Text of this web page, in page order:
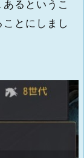
るというこ
とにしまし